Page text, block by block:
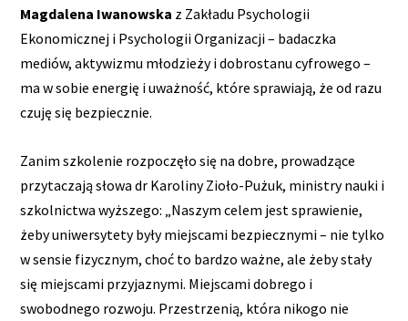
Magdalena Iwanowska z Zakładu Psychologii
Ekonomicznej i Psychologii Organizacji – badaczka
mediów, aktywizmu młodzieży i dobrostanu cyfrowego –
ma w sobie energię i uważność, które sprawiają, że od razu
czuję się bezpiecznie.
Zanim szkolenie rozpoczęło się na dobre, prowadzące
przytaczają słowa dr Karoliny Zioło-Pużuk, ministry nauki i
szkolnictwa wyższego: „Naszym celem jest sprawienie,
żeby uniwersytety były miejscami bezpiecznymi – nie tylko
w sensie fizycznym, choć to bardzo ważne, ale żeby stały
się miejscami przyjaznymi. Miejscami dobrego i
swobodnego rozwoju. Przestrzenią, która nikogo nie